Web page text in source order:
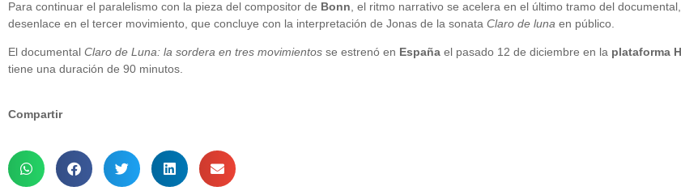
Para continuar el paralelismo con la pieza del compositor de Bonn , el ritmo narrativo se acelera en el último tramo del
desenlace en el tercer movimiento, que concluye con la interpretación de Jonas de la sonata Claro de luna en público.
El documental Claro de Luna: la sordera en tres movimientos se estrenó en España el pasado 12 de diciembre en la plataforma
tiene una duración de 90 minutos.
Compartir